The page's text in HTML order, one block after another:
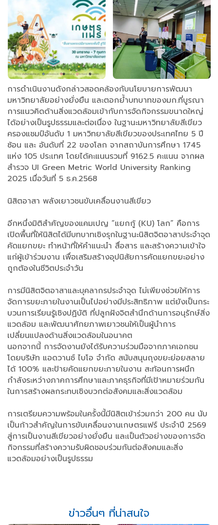
การดำเนินงานดังกล่าวสอดคล้องกับนโยบายการพัฒนา
มหาวิทยาลัยอย่างยั่งยืน และตอกย้ำบทบาทของมก.ที่บูรณา
การแนวคิดด้านสิ่งแวดล้อมเข้ากับการจัดกิจกรรมขนาดใหญ่
ได้อย่างเป็นรูปธรรมและต่อเนื่อง ในฐานะมหาวิทยาลัยสีเขียว
ครองแชมป์อันดับ 1 มหาวิทยาลัยสีเขียวของประเทศไทย 5 ปี
ซ้อน และ อันดับที่ 22 ของโลก จากสถาบันการศึกษา 1745
แห่ง 105 ประเทศ โดยได้คะแนนรวมที่ 9162.5 คะแนน จากผล
สำรวจ UI Green Metric World University Ranking
2025 เมื่อวันที่ 5 ธ.ค.2568
นิสิตอาสา พลังเยาวชนขับเคลื่อนงานสีเขียว
อีกหนึ่งมิติสำคัญของแคมเปญ “แยกกู้ (KU) โลก” คือการ
เปิดพื้นที่ให้นิสิตได้มีบทบาทเชิงรุกในฐานะนิสิตจิตอาสาประจำจุด
คัดแยกขยะ ทำหน้าที่ให้คำแนะนำ สื่อสาร และสร้างความเข้าใจ
แก่ผู้เข้าร่วมงาน เพื่อเสริมสร้างอุปนิสัยการคัดแยกขยะอย่าง
ถูกต้องในชีวิตประจำวัน
การมีนิสิตจิตอาสาและบุคลากรประจำจุด ไม่เพียงช่วยให้การ
จัดการขยะภายในงานเป็นไปอย่างมีประสิทธิภาพ แต่ยังเป็นกระ
บวนการเรียนรู้เชิงปฏิบัติ ที่ปลูกฝังจิตสำนึกด้านการอนุรักษ์สิ่ง
แวดล้อม และพัฒนาศักยภาพเยาวชนให้เป็นผู้นำการ
เปลี่ยนแปลงด้านสิ่งแวดล้อมในอนาคต
นอกจากนี้ การจัดงานยังได้รับความร่วมมือจากภาคเอกชน
โดยบริษัท แอดวานซ์ ไบโอ จำกัด สนับสนุนถุงขยะย่อยสลาย
ได้ 100% และป้ายคัดแยกขยะภายในงาน สะท้อนการผนึก
กำลังระหว่างภาคการศึกษาและภาคธุรกิจที่มีเป้าหมายร่วมกัน
ในการสร้างผลกระทบเชิงบวกต่อสังคมและสิ่งแวดล้อม
การเตรียมความพร้อมในครั้งนี้มีนิสิตเข้าร่วมกว่า 200 คน นับ
เป็นก้าวสำคัญในการขับเคลื่อนงานเกษตรแฟร์ ประจำปี 2569
สู่การเป็นงานสีเขียวอย่างยั่งยืน และเป็นตัวอย่างของการจัด
กิจกรรมที่สร้างความรับผิดชอบร่วมกันต่อสังคมและสิ่ง
แวดล้อมอย่างเป็นรูปธรรม
ข่าวอื่นๆ ที่น่าสนใจ